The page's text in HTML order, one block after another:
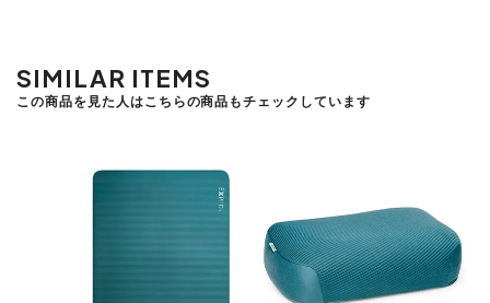
SIMILAR ITEMS
この商品を見た人はこちらの商品もチェックしています